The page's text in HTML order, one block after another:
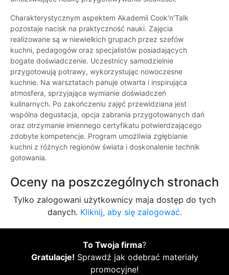
Charakterystycznym aspektem Akademii Cook'n'Talk
pozostaje nacisk na praktyczność nauki. Zajęcia
realizowane są w niewielkich grupach przez szefów
kuchni, pedagogów oraz specjalistów posiadających
bogate doświadczenie. Uczestnicy samodzielnie
przygotowują potrawy, wykorzystując nowoczesne
kuchnie. Na warsztatach panuje otwarta i inspirująca
atmosfera, sprzyjająca wymianie doświadczeń
kulinarnych. Po zakończeniu zajęć przewidziana jest
wspólna degustacja, opcja zabrania przygotowanych dań
oraz otrzymanie imiennego certyfikatu potwierdzającego
zdobyte kompetencje. Program umożliwia zgłębianie
kuchni z różnych regionów świata i doskonalenie technik
gotowania.
Oceny na poszczególnych stronach
Tylko zalogowani użytkownicy maja dostęp do tych
danych. Kliknij, aby się zalogować.
To Twoja firma?
Gratulacje! Sprawdź jak odebrać materiały
promocyjne!